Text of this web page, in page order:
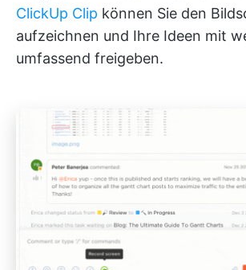
ClickUp Clip können Sie den
aufzeichnen und Ihre Ideen mit
umfassend freigeben.